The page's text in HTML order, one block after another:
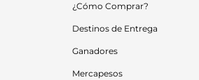
¿Cómo Comprar?
Destinos de Entrega
Ganadores
Mercapesos